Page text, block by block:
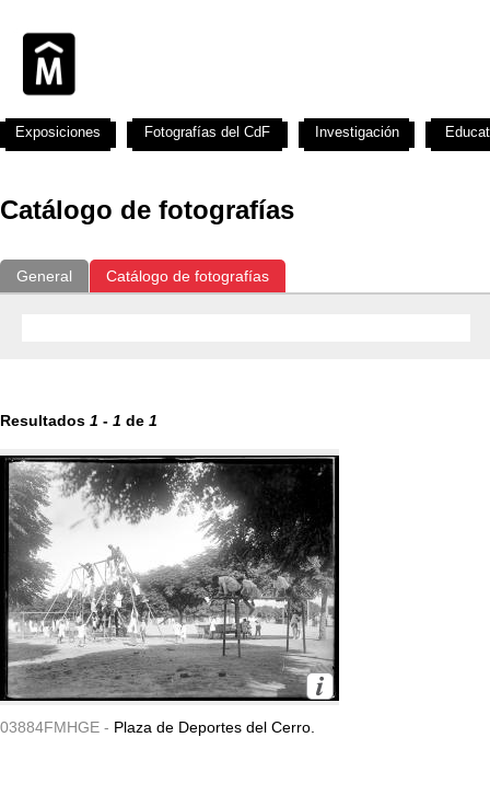
Catálogo de fotografías
General Catálogo de fotografías
Resultados 1 - 1 de 1
03884FMHGE - Plaza de Deportes del Cerro.
Exposiciones Fotografías del CdF Investigación